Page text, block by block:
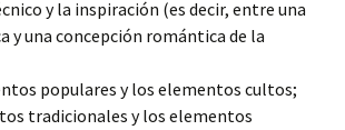
y la inspiración (es decir, entre una
y una concepción romántica de la
populares y los elementos cultos;
tradicionales y los elementos